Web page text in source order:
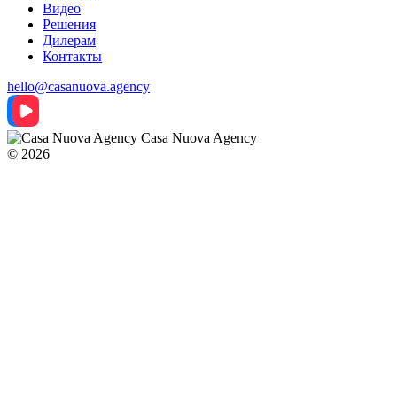
Видео
Решения
Дилерам
Контакты
hello@casanuova.agency
Casa Nuova Agency
© 2026